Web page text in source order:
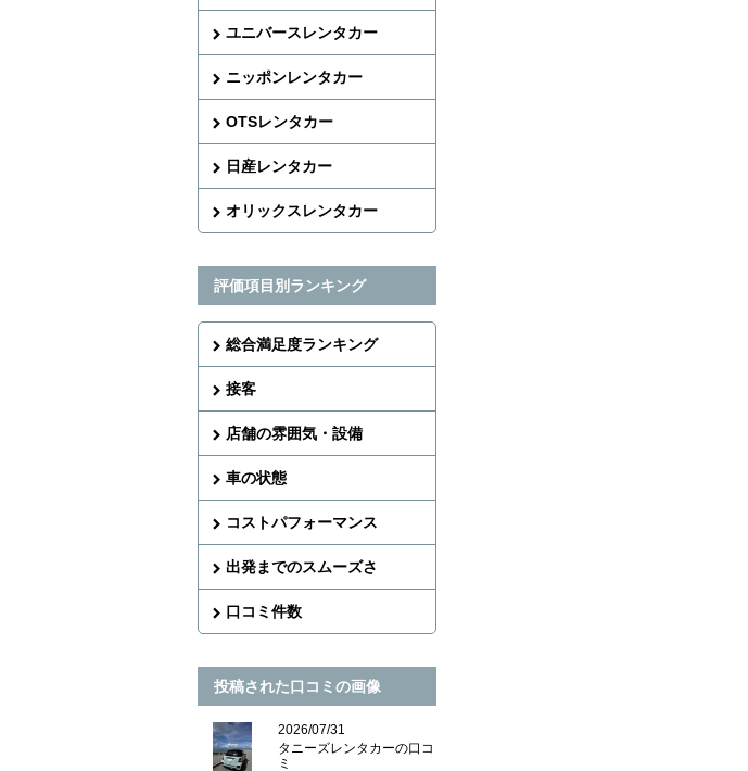
ユニバースレンタカー
ニッポンレンタカー
OTSレンタカー
日産レンタカー
オリックスレンタカー
評価項目別ランキング
総合満足度ランキング
接客
店舗の雰囲気・設備
車の状態
コストパフォーマンス
出発までのスムーズさ
口コミ件数
投稿された口コミの画像
2026/07/31
タニーズレンタカーの口コ
ミ